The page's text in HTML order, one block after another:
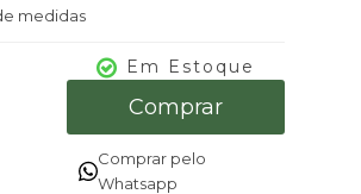
medidas
Em Estoque
Comprar
Comprar pelo
Whatsapp